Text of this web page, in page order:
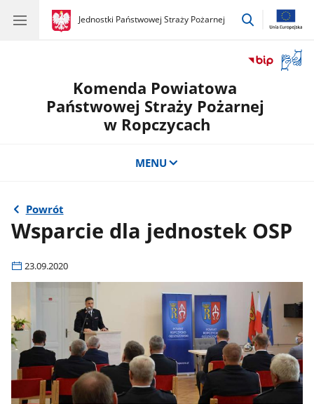
gov.pl
Jednostki Państwowej Straży Pożarnej
gov.pl
Jednostki
przejdź
okno
Komenda Powiatowa
Państwowej Straży Pożarnej
w Ropczycach
MENU
Powrót
Wsparcie dla jednostek OSP
23.09.2020